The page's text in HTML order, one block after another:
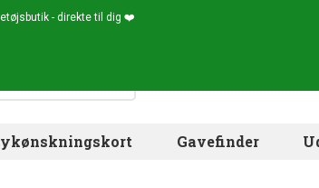
- direkte til dig ❤️
Gavefinder